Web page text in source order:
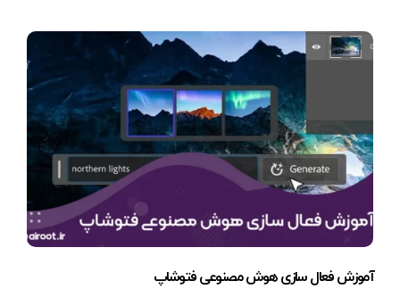
آموزش فعال سازی هوش مصنوعی فتوشاپ